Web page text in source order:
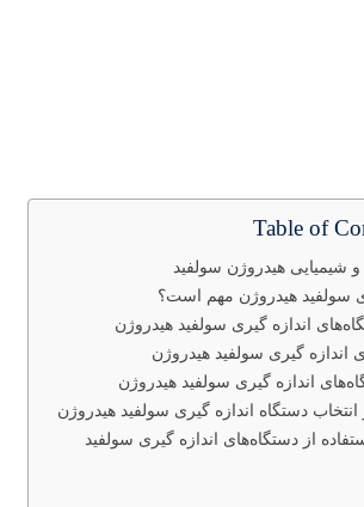
Table of
شیمیایی هیدروژن سولفید
سولفید هیدروژن مهم است؟
اندازه گیری سولفید هیدروژن
اندازه گیری سولفید هیدروژن
اندازه گیری سولفید هیدروژن
دستگاه اندازه گیری سولفید هیدروژن
از دستگاه‌های اندازه گیری سولفید